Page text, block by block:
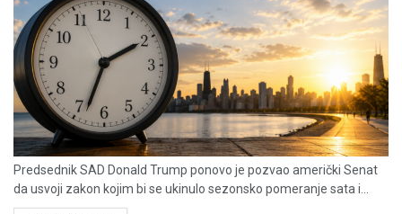
Predsednik SAD Donald Trump ponovo je pozvao američki Senat
da usvoji zakon kojim bi se ukinulo sezonsko pomeranje sata i...